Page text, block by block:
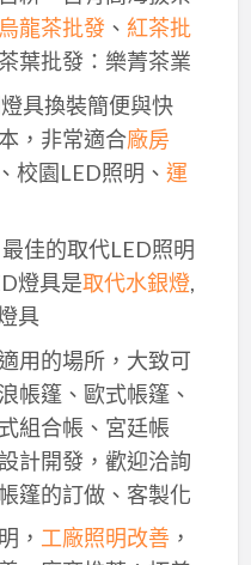
烏龍茶批發、 紅茶批
葉批發：樂菁茶業
具換裝簡便與快
，非常適合廠房
、校園LED照明、 運
佳的取代LED照明
燈具是取代水銀燈,
具
用的場所，大致可
帳篷、歐式帳篷、
組合帳、宮廷帳
計開發，歡迎洽詢
篷的訂做、客製化
， 工廠照明改善，